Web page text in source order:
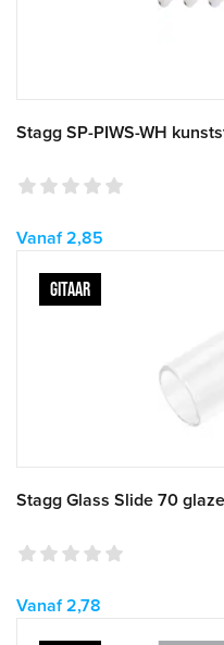
Stagg SP-PIWS-WH
Vanaf 2,85
GITAAR
Stagg Glass Slide 70
Vanaf 2,78